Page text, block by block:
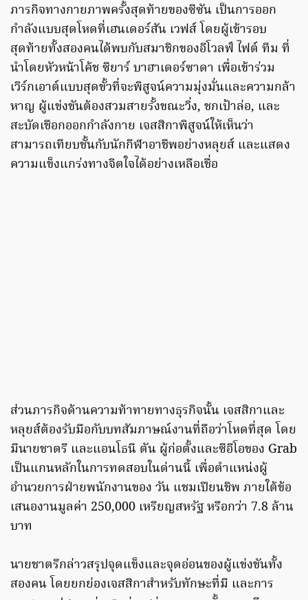
ภารกิจทางกายภาพครั้งสุดท้ายของซีซัน เป็นการออก
กำลังแบบสุดโหดที่เฮนเดอร์สัน เวฟส์ โดยผู้เข้ารอบ
สุดท้ายทั้งสองคนได้พบกับสมาชิกของอีโวลฟ์ ไฟต์ ทีม ที่
นำโดยหัวหน้าโค้ช ซียาร์ บาฮาเดอร์ซาดา เพื่อเข้าร่วม
เวิร์กเอาต์แบบสุดขั้วที่จะพิสูจน์ความมุ่งมั่นและความกล้า
หาญ ผู้แข่งขันต้องสวมสายรั้งขณะวิ่ง, ชกเป้าล่อ, และ
สะบัดเชือกออกกำลังกาย เจสสิกาพิสูจน์ให้เห็นว่า
สามารถเทียบชั้นกับนักกีฬาอาชีพอย่างหลุยส์ และแสดง
ความแข็งแกร่งทางจิตใจได้อย่างเหลือเชื่อ
ส่วนภารกิจด้านความท้าทายทางธุรกิจนั้น เจสสิกาและ
หลุยส์ต้องรับมือกับบทสัมภาษณ์งานที่ถือว่าโหดที่สุด โดย
มีนายชาตรี และแอนโธนี ตัน ผู้ก่อตั้งและซีอีโอของ Grab
เป็นแกนหลักในการทดสอบในด่านนี้ เพื่อตำแหน่งผู้
อำนวยการฝ่ายพนักงานของ วัน แชมเปียนชิพ ภายใต้ข้อ
เสนองานมูลค่า 250,000 เหรียญสหรัฐ หรือกว่า 7.8 ล้าน
บาท
นายชาตรีกล่าวสรุปจุดแข็งและจุดอ่อนของผู้แข่งขันทั้ง
สองคน โดยยกย่องเจสสิกาสำหรับทักษะที่มี และการ